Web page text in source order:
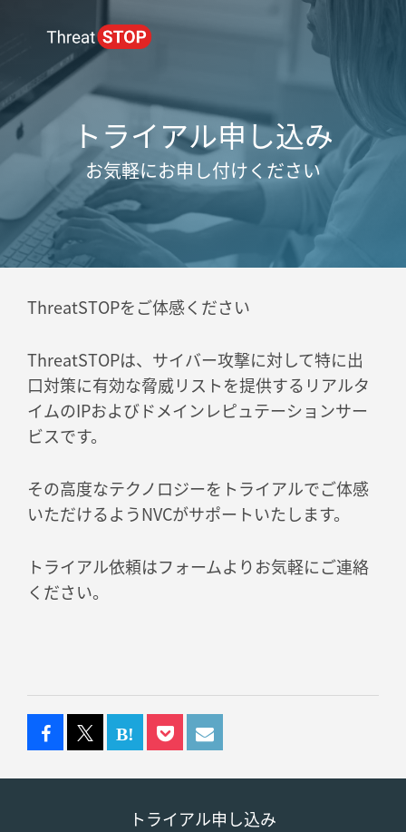
トライアル申し込み
お気軽にお申し付けください
ThreatSTOPをご体感ください
ThreatSTOPは、サイバー攻撃に対して特に出
口対策に有効な脅威リストを提供するリアルタ
イムのIPおよびドメインレピュテーションサー
ビスです。
その高度なテクノロジーをトライアルでご体感
いただけるようNVCがサポートいたします。
トライアル依頼はフォームよりお気軽にご連絡
ください。
トライアル申し込み